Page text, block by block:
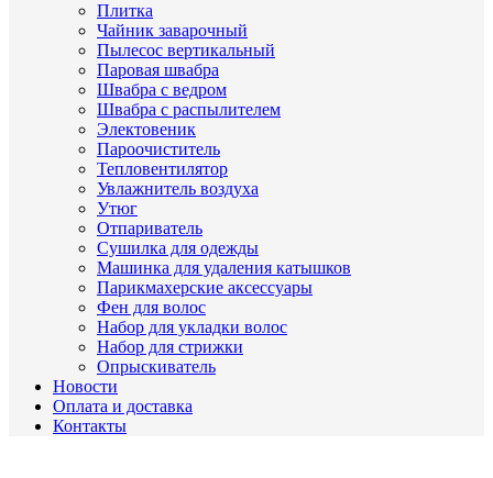
Плитка
Чайник заварочный
Пылесос вертикальный
Паровая швабра
Швабра с ведром
Швабра с распылителем
Электовеник
Пароочиститель
Тепловентилятор
Увлажнитель воздуха
Утюг
Отпариватель
Сушилка для одежды
Машинка для удаления катышков
Парикмахерские аксессуары
Фен для волос
Набор для укладки волос
Набор для стрижки
Опрыскиватель
Новости
Оплата и доставка
Контакты